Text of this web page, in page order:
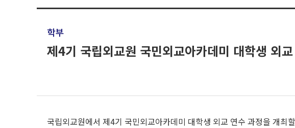
학부
제4기 국립외교원 국민외교아카데미 대학생 외
국립외교원에서 제4기 국민외교아카데미 대학생 외교 연수 과정을 개